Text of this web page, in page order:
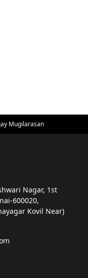
Mugilarasan
Nagar, 1st
600020,
Kovil Near)